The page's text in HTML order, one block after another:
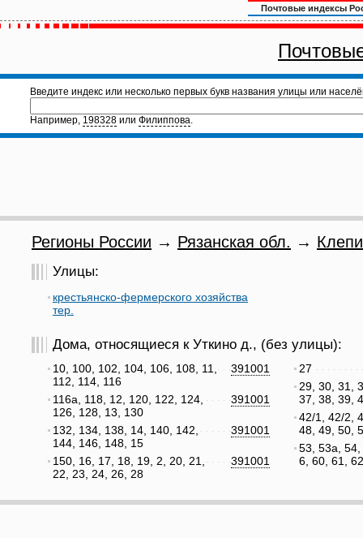
Почтовые индексы
Введите индекс или несколько первых букв названия улицы или
Например, 198328 или Филиппова.
Регионы России → Рязанская обл. →
Улицы:
крестьянско-фермерского хозяйства
тер.
Дома, относящиеся к Уткино д., (без улицы):
391001
10, 100, 102, 104, 106, 108, 11,
112, 114, 116
391001
116а, 118, 12, 120, 122, 124,
126, 128, 13, 130
391001
132, 134, 138, 14, 140, 142,
144, 146, 148, 15
391001
150, 16, 17, 18, 19, 2, 20, 21,
22, 23, 24, 26, 28
27
29, 30, 31,
37, 38, 39,
42/1, 42/2,
48, 49, 50,
53, 53а,
6, 60, 61,